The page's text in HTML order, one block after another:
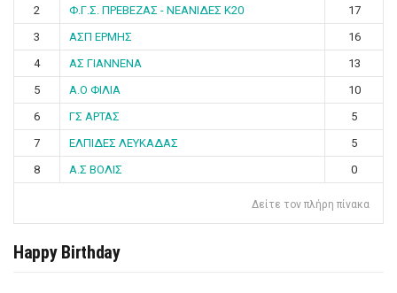
2
Φ.Γ.Σ. ΠΡΕΒΕΖΑΣ - ΝΕΑΝΙΔΕΣ Κ20
17
3
ΑΣΠ ΕΡΜΗΣ
16
4
ΑΣ ΓΙΑΝΝΕΝΑ
13
5
Α.Ο ΦΙΛΙΑ
10
6
ΓΣ ΑΡΤΑΣ
5
7
ΕΛΠΙΔΕΣ ΛΕΥΚΑΔΑΣ
5
8
Α.Σ ΒΟΛΙΣ 0
Δείτε τον πλήρη πίνακα
Happy Birthday